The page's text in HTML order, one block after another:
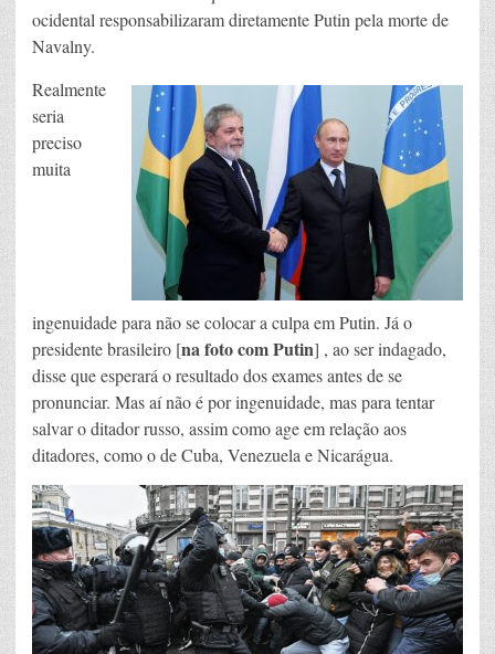
ocidental responsabilizaram diretamente Putin pela morte de
Navalny.
Realmente
seria
preciso
muita
ingenuidade para não se colocar a culpa em Putin. Já o
presidente brasileiro [na foto com Putin] , ao ser indagado,
disse que esperará o resultado dos exames antes de se
pronunciar. Mas aí não é por ingenuidade, mas para tentar
salvar o ditador russo, assim como age em relação aos
ditadores, como o de Cuba, Venezuela e Nicarágua.